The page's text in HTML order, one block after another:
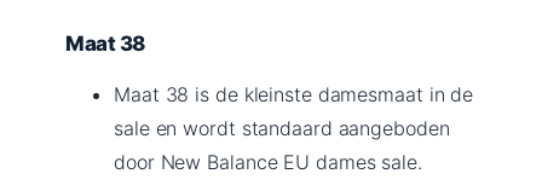
Maat 38
Maat 38 is de kleinste damesmaat in de
sale en wordt standaard aangeboden
door New Balance EU dames sale.